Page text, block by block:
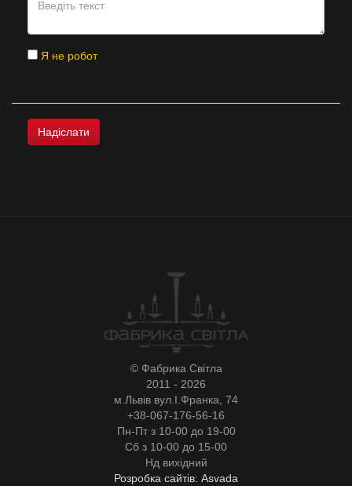
Я не робот
© Фабрика Світла
2011 - 2026
м.Львів вул.І.Франка, 74
+38-067-176-56-16
Пн-Пт з 10-00 до 19-00
Сб з 10-00 до 15-00
Нд вихідний
Розробка сайтів: Asvada